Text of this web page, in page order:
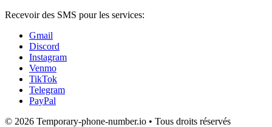
Recevoir des SMS pour les services:
Gmail
Discord
Instagram
Venmo
TikTok
Telegram
PayPal
© 2026 Temporary-phone-number.io • Tous droits réservés